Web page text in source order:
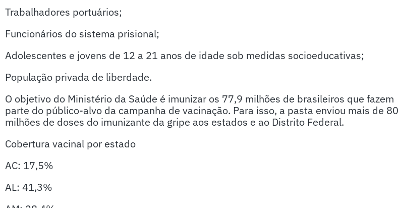
Trabalhadores portuários;
Funcionários do sistema prisional;
Adolescentes e jovens de 12 a 21 anos de idade sob medidas socioeducativas;
População privada de liberdade.
O objetivo do Ministério da Saúde é imunizar os 77,9 milhões de brasileiros que fazem
parte do público-alvo da campanha de vacinação. Para isso, a pasta enviou mais de 80
milhões de doses do imunizante da gripe aos estados e ao Distrito Federal.
Cobertura vacinal por estado
AC: 17,5%
AL: 41,3%